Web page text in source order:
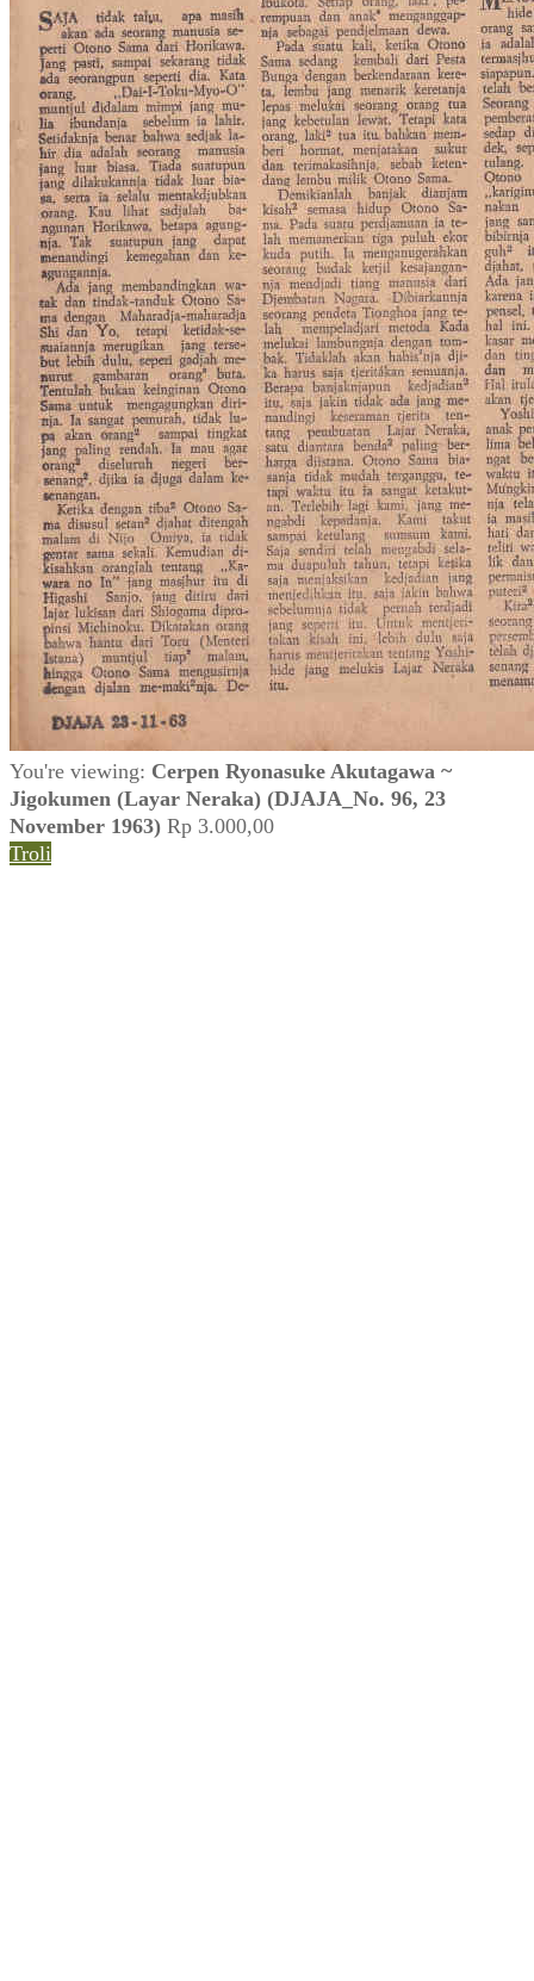
You're viewing: Cerpen Ryonasuke Akutagawa ~
Jigokumen (Layar Neraka) (DJAJA_No. 96, 23
November 1963) Rp 3.000,00
Troli